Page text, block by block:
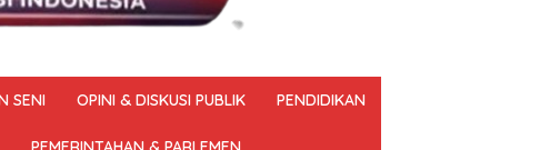
SENI OPINI & DISKUSI PUBLIK PENDIDIKAN